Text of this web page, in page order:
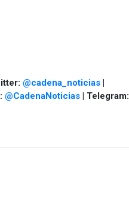
@cadena_noticias |
@CadenaNoticias | Telegram: